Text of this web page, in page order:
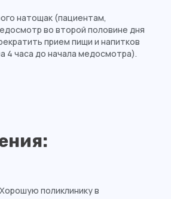
натощак (пациентам,
во второй половине дня
прием пищи и напитков
4 часа до начала медосмотра).
поликлинику в